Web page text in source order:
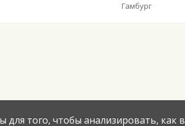
Гамбург
того, чтобы анализировать,